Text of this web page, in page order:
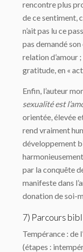
rencontre plus
de ce sentiment,
n’ait pas lu ce
pas demandé
relation d’amour
gratitude, en «
Enfin, l’auteur
sexualité est
orientée, élevée
rend vraiment
développement
par la conquête
manifeste dans
donation de soi-
7) Parcours
Tempérance : de
(étapes :